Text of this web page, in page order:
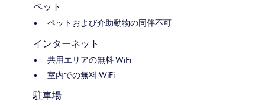
ペット
ペットおよび介助動物の同伴不可
インターネット
共用エリアの無料 WiFi
室内での無料 WiFi
駐車場